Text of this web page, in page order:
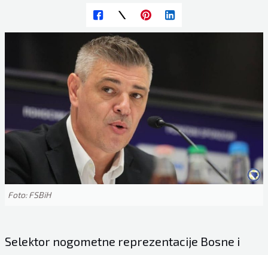
Foto: FSBiH
Selektor nogometne reprezentacije Bosne i